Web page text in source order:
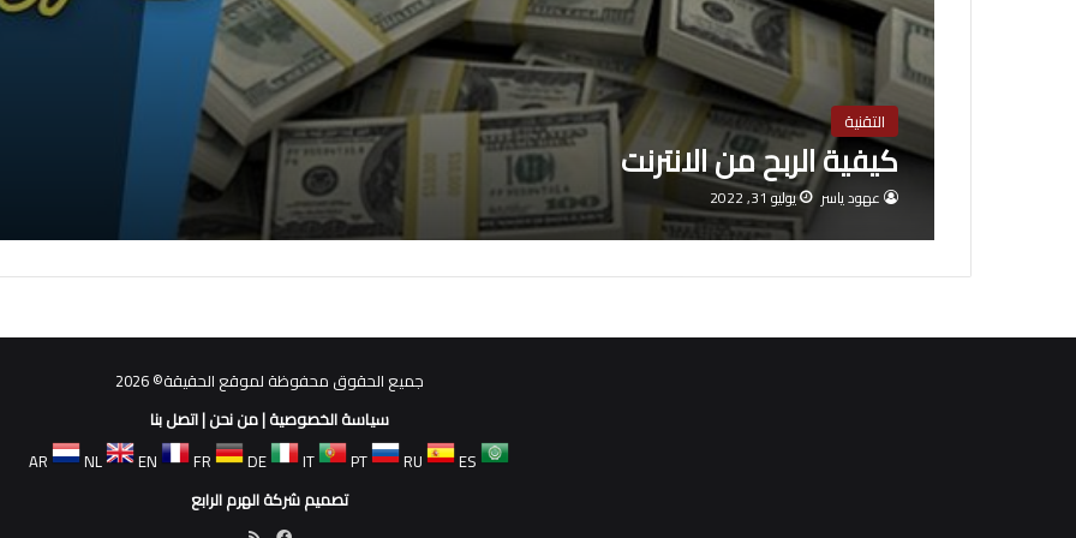
التقنية
كيفية الربح من الانترنت
عهود ياسر يوليو 31, 2022
جميع الحقوق محفوظة لموقع الحقيقة© 2026
سياسة الخصوصية|من نحن|اتصل بنا
AR
NL EN FR DE IT PT RU
ES
تصميم شركة الهرم الرابع